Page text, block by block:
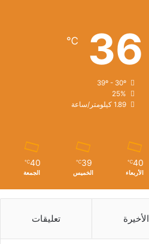
36
℃
39º - 30º
25%
1.89 كيلومتر/ساعة
40
℃
الأربعاء
39
℃
الخميس
40
℃
الجمعة
الأخيرة تعليقات